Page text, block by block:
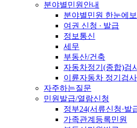
분야별민원안내
분야별민원 한눈에보
여권 신청 ∙ 발급
정보통신
세무
부동산/건축
자동차정기(종합)검
이륜자동차 정기검사
자주하는질문
민원발급/열람신청
정부24(서류신청·발
가족관계등록민원